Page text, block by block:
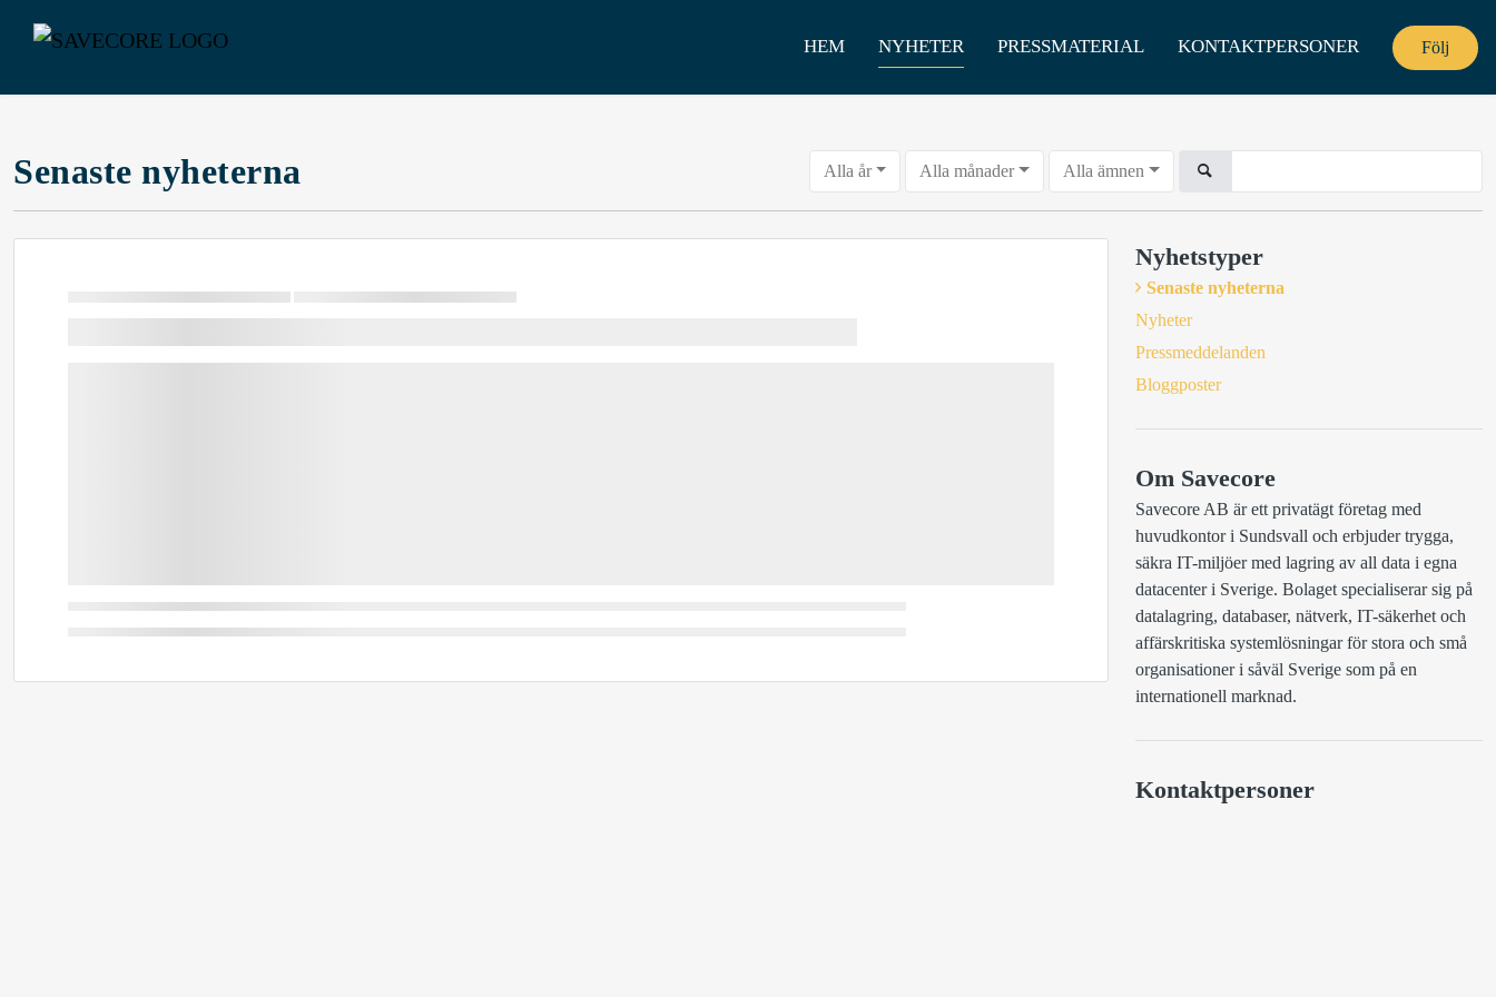
HEM NYHETER PRESSMATERIAL KONTAKTPERSONER Följ
Senaste nyheterna Alla år Alla månader Alla ämnen
Nyhetstyper
Senaste nyheterna
Nyheter
Pressmeddelanden
Bloggposter
Om Savecore
Savecore AB är ett privatägt företag med
huvudkontor i Sundsvall och erbjuder trygga,
säkra IT-miljöer med lagring av all data i egna
datacenter i Sverige. Bolaget specialiserar sig på
datalagring, databaser, nätverk, IT-säkerhet och
affärskritiska systemlösningar för stora och små
organisationer i såväl Sverige som på en
internationell marknad.
Kontaktpersoner